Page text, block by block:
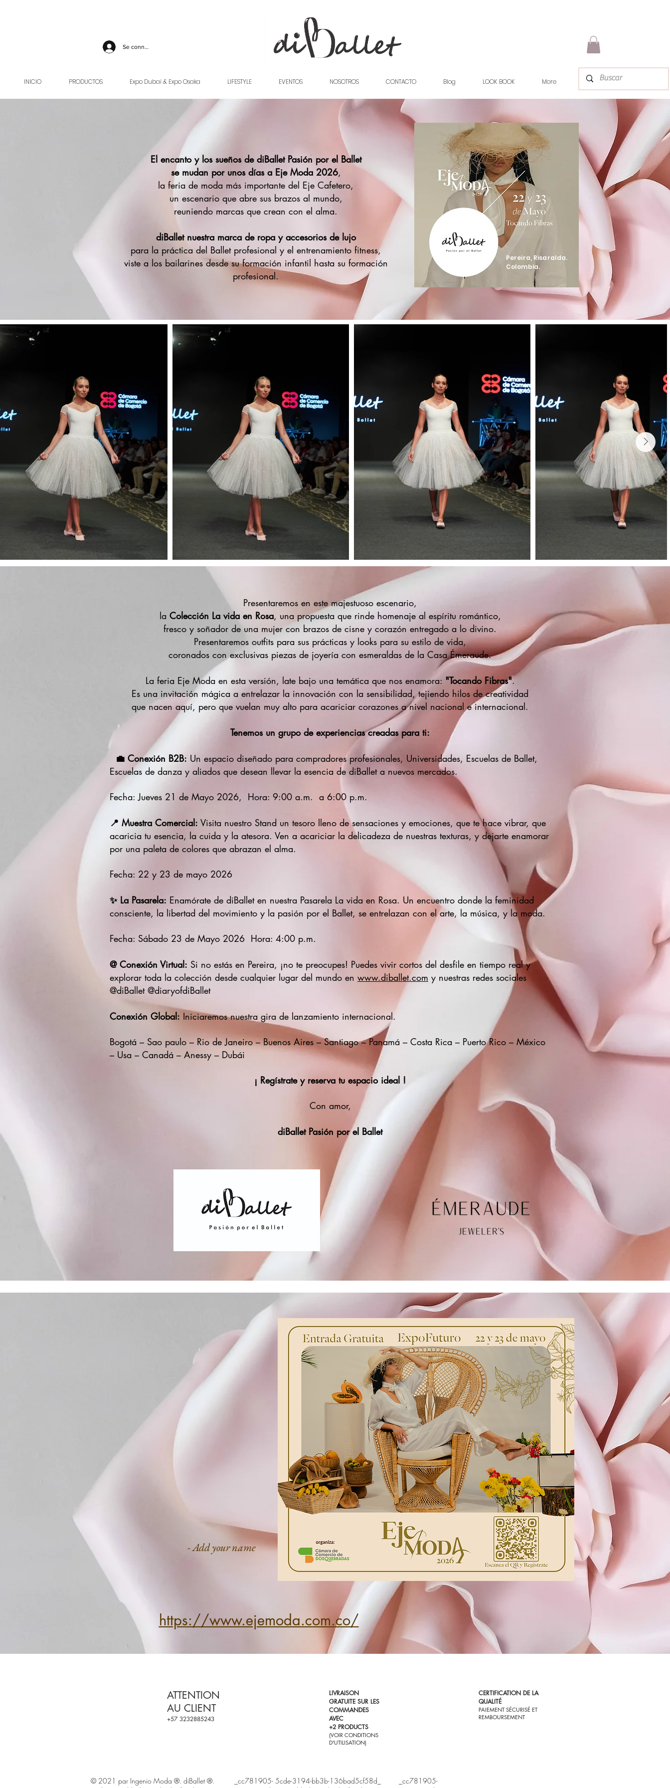
Se connecter
INICIO PRODUCTOS Expo Dubai & Expo Osaka LIFESTYLE EVENTOS NOSOTROS CONTACTO Blog LOOK BOOK More
El encanto y los sueños de diBallet Pasión por el Ballet
se mudan por unos días a Eje Moda 2026,
la feria de moda más importante del Eje Cafetero,
un escenario que abre sus brazos al mundo,
reuniendo marcas que crean con el alma.
diBallet nuestra marca de ropa y accesorios de lujo
para la práctica del Ballet profesional y el entrenamiento fitness,
viste a los bailarines desde su formación infantil hasta su formación
profesional.
Pereira, Risaralda.
Colombia.
Presentaremos en este majestuoso escenario,
la Colección La vida en Rosa, una propuesta que rinde homenaje al espíritu romántico,
fresco y soñador de una mujer con brazos de cisne y corazón entregado a lo divino.
Presentaremos outfits para sus prácticas y looks para su estilo de vida,
coronados con exclusivas piezas de joyería con esmeraldas de la Casa Émeraude.
La feria Eje Moda en esta versión, late bajo una temática que nos enamora: "Tocando Fibras".
Es una invitación mágica a entrelazar la innovación con la sensibilidad, tejiendo hilos de creatividad
que nacen aquí, pero que vuelan muy alto para acariciar corazones a nivel nacional e internacional.
Tenemos un grupo de experiencias creadas para ti:
💼 Conexión B2B: Un espacio diseñado para compradores profesionales, Universidades, Escuelas de Ballet,
Escuelas de danza y aliados que desean llevar la esencia de diBallet a nuevos mercados.
Fecha: Jueves 21 de Mayo 2026, Hora: 9:00 a.m. a 6:00 p.m.
📍 Muestra Comercial: Visita nuestro Stand un tesoro lleno de sensaciones y emociones, que te hace vibrar, que
acaricia tu esencia, la cuida y la atesora. Ven a acariciar la delicadeza de nuestras texturas, y dejarte enamorar
por una paleta de colores que abrazan el alma.
Fecha: 22 y 23 de mayo 2026
✨ La Pasarela: Enamórate de diBallet en nuestra Pasarela La vida en Rosa. Un encuentro donde la feminidad
consciente, la libertad del movimiento y la pasión por el Ballet, se entrelazan con el arte, la música, y la moda.
Fecha: Sábado 23 de Mayo 2026 Hora: 4:00 p.m.
@ Conexión Virtual: Si no estás en Pereira, ¡no te preocupes! Puedes vivir cortos del desfile en tiempo real y
explorar toda la colección desde cualquier lugar del mundo en www.diballet.com y nuestras redes sociales
@diBallet @diaryofdiBallet
Conexión Global: Iniciaremos nuestra gira de lanzamiento internacional.
Bogotá – Sao paulo – Rio de Janeiro – Buenos Aires – Santiago – Panamá – Costa Rica – Puerto Rico – México
– Usa – Canadá – Anessy – Dubái
¡ Regístrate y reserva tu espacio ideal !
Con amor,
diBallet Pasión por el Ballet
- Add your name
https://www.ejemoda.com.co/
ATTENTION
AU CLIENT
+57 3232885243
LIVRAISON
GRATUITE SUR LES
COMMANDES
AVEC
+2 PRODUCTS
(VOIR CONDITIONS
D'UTILISATION)
CERTIFICATION DE LA
QUALITÉ
PAIEMENT SÉCURISÉ ET
REMBOURSEMENT
© 2021 par Ingenio Moda ®. diBallet ®. _cc781905- 5cde-3194-bb3b-136bad5cf58d_ _cc781905-